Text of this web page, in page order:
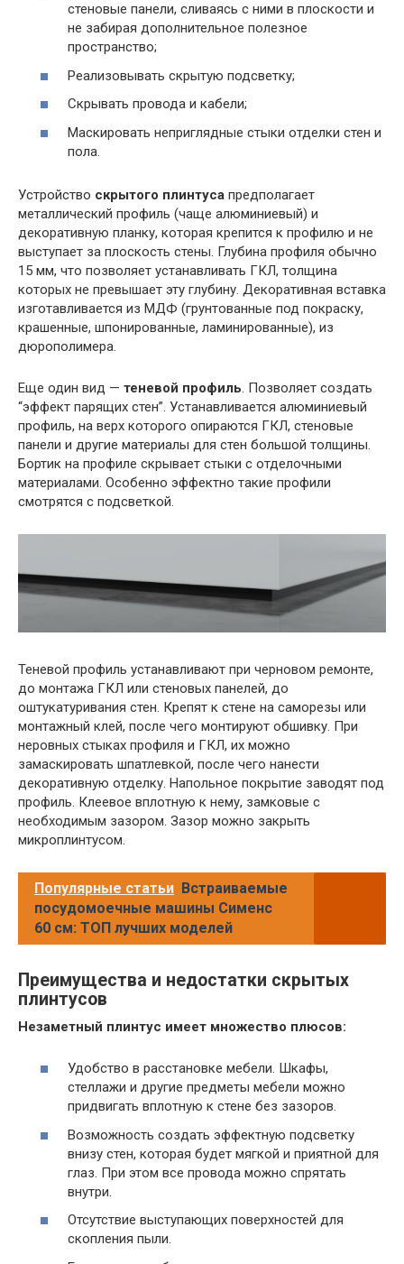
стеновые панели, сливаясь с ними в плоскости и
не забирая дополнительное полезное
пространство;
Реализовывать скрытую подсветку;
Скрывать провода и кабели;
Маскировать неприглядные стыки отделки стен и
пола.
Устройство скрытого плинтуса предполагает
металлический профиль (чаще алюминиевый) и
декоративную планку, которая крепится к профилю и не
выступает за плоскость стены. Глубина профиля обычно
15 мм, что позволяет устанавливать ГКЛ, толщина
которых не превышает эту глубину. Декоративная вставка
изготавливается из МДФ (грунтованные под покраску,
крашенные, шпонированные, ламинированные), из
дюрополимера.
Еще один вид — теневой профиль. Позволяет создать
“эффект парящих стен”. Устанавливается алюминиевый
профиль, на верх которого опираются ГКЛ, стеновые
панели и другие материалы для стен большой толщины.
Бортик на профиле скрывает стыки с отделочными
материалами. Особенно эффектно такие профили
смотрятся с подсветкой.
Теневой профиль устанавливают при черновом ремонте,
до монтажа ГКЛ или стеновых панелей, до
оштукатуривания стен. Крепят к стене на саморезы или
монтажный клей, после чего монтируют обшивку. При
неровных стыках профиля и ГКЛ, их можно
замаскировать шпатлевкой, после чего нанести
декоративную отделку. Напольное покрытие заводят под
профиль. Клеевое вплотную к нему, замковые с
необходимым зазором. Зазор можно закрыть
микроплинтусом.
Популярные статьи Встраиваемые
посудомоечные машины Сименс
60 см: ТОП лучших моделей
Преимущества и недостатки скрытых
плинтусов
Незаметный плинтус имеет множество плюсов:
Удобство в расстановке мебели. Шкафы,
стеллажи и другие предметы мебели можно
придвигать вплотную к стене без зазоров.
Возможность создать эффектную подсветку
внизу стен, которая будет мягкой и приятной для
глаз. При этом все провода можно спрятать
внутри.
Отсутствие выступающих поверхностей для
скопления пыли.